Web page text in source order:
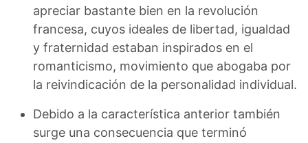
apreciar bastante bien en la revolución
francesa, cuyos ideales de libertad, igualdad
y fraternidad estaban inspirados en el
romanticismo, movimiento que abogaba por
la reivindicación de la personalidad individual.
Debido a la característica anterior también
surge una consecuencia que terminó